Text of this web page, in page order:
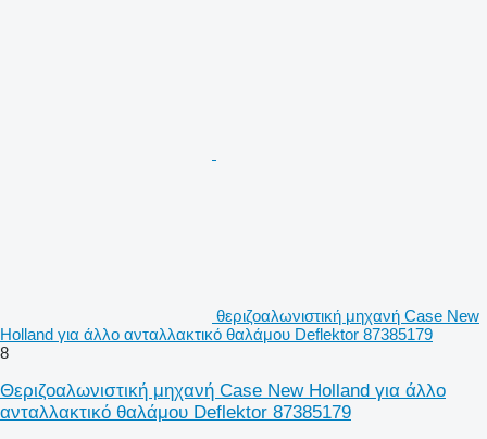
θεριζοαλωνιστική μηχανή Case New
Holland για άλλο ανταλλακτικό θαλάμου Deflektor 87385179
8
Θεριζοαλωνιστική μηχανή Case New Holland για άλλο
ανταλλακτικό θαλάμου Deflektor 87385179